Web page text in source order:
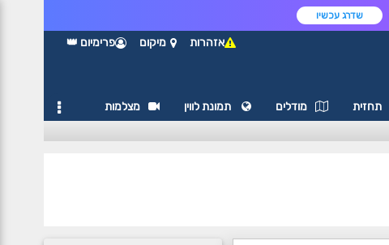
שדרג עכשיו
אזהרות מיקום פרימיום 👑
תחזית מודלים תמונת לווין מצלמות